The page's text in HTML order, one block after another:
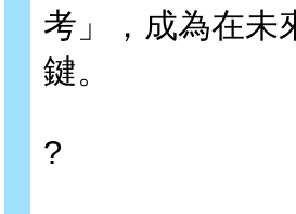
考」，成為在未
鍵。
?